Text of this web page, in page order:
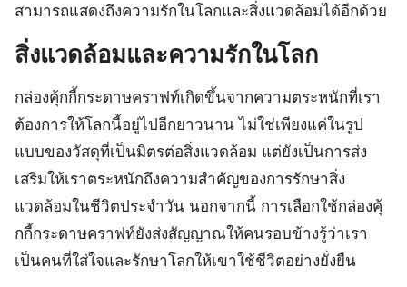
สามารถแสดงถึงความรักในโลกและสิ่งแวดล้อมได้อีกด้วย
สิ่งแวดล้อมและความรักในโลก
กล่องคุ้กกี้กระดาษคราฟท์เกิดขึ้นจากความตระหนักที่เรา
ต้องการให้โลกนี้อยู่ไปอีกยาวนาน ไม่ใช่เพียงแค่ในรูป
แบบของวัสดุที่เป็นมิตรต่อสิ่งแวดล้อม แต่ยังเป็นการส่ง
เสริมให้เราตระหนักถึงความสำคัญของการรักษาสิ่ง
แวดล้อมในชีวิตประจำวัน นอกจากนี้ การเลือกใช้กล่องคุ้
กกี้กระดาษคราฟท์ยังส่งสัญญาณให้คนรอบข้างรู้ว่าเรา
เป็นคนที่ใส่ใจและรักษาโลกให้เขาใช้ชีวิตอย่างยั่งยืน